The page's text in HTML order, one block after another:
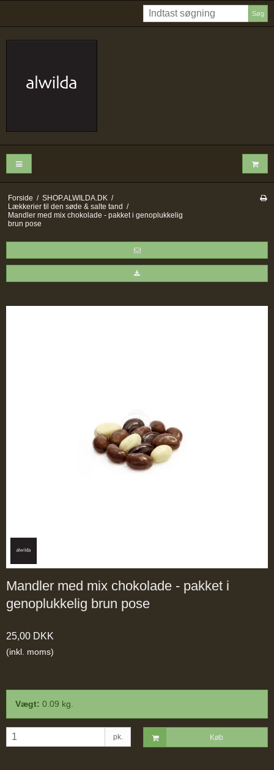
Søg
Forside / SHOP.ALWILDA.DK /
Lækkerier til den søde & salte tand /
Mandler med mix chokolade - pakket i genoplukkelig
brun pose
Mandler med mix chokolade - pakket i
genoplukkelig brun pose
25,00 DKK
(inkl. moms)
Vægt: 0.09 kg.
pk. Køb